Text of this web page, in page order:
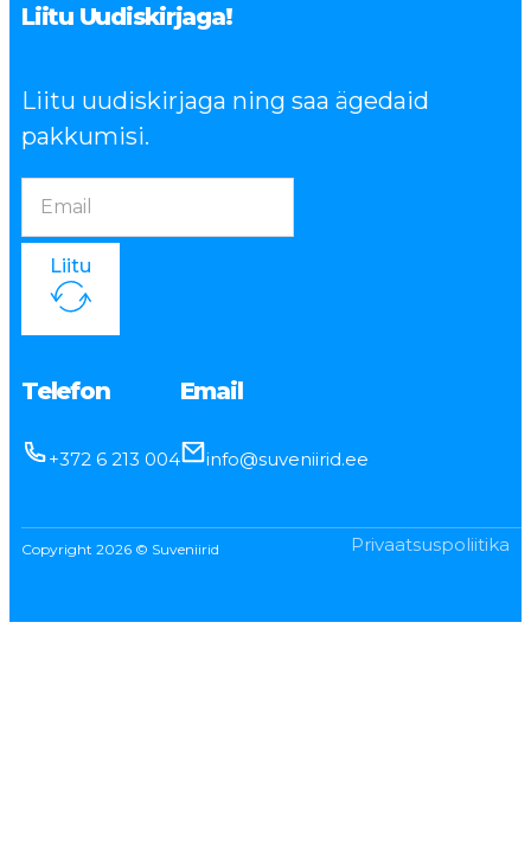
Liitu Uudiskirjaga!
Liitu uudiskirjaga ning saa ägedaid
pakkumisi.
Liitu
Telefon
+372 6 213 004
Email
info@suveniirid.ee
Copyright 2026 © Suveniirid Privaatsuspoliitika